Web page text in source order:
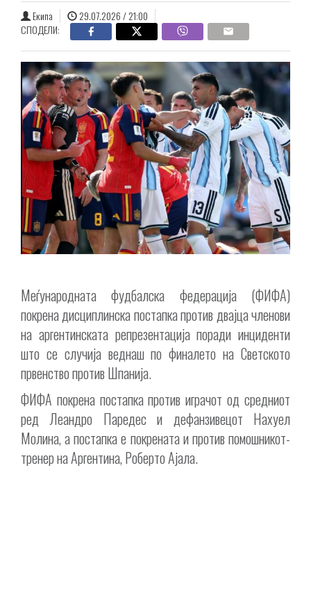
Екипа
29.07.2026 / 21:00
СПОДЕЛИ:
Меѓународната фудбалска федерација (ФИФА)
покрена дисциплинска постапка против двајца членови
на аргентинската репрезентација поради инциденти
што се случија веднаш по финалето на Светското
првенство против Шпанија.
ФИФА покрена постапка против играчот од средниот
ред Леандро Паредес и дефанзивецот Нахуел
Молина, а постапка е покрената и против помошникот-
тренер на Аргентина, Роберто Ајала.